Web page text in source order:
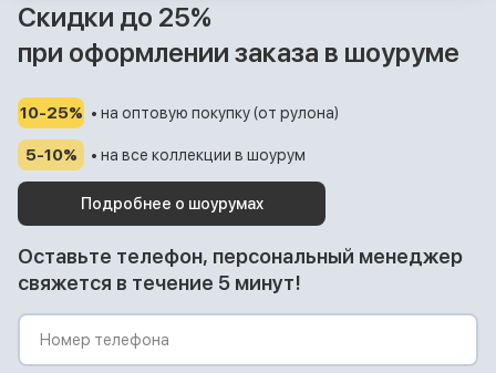
Скидки до 25%
при оформлении заказа в шоуруме
10-25% • на оптовую покупку (от рулона)
5-10% • на все коллекции в шоурум
Подробнее о шоурумах
Оставьте телефон, персональный менеджер
свяжется в течение 5 минут!